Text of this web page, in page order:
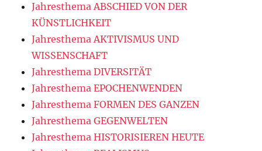
Jahresthema ABSCHIED VON DER
KÜNSTLICHKEIT
Jahresthema AKTIVISMUS UND
WISSENSCHAFT
Jahresthema DIVERSITÄT
Jahresthema EPOCHENWENDEN
Jahresthema FORMEN DES GANZEN
Jahresthema GEGENWELTEN
Jahresthema HISTORISIEREN HEUTE